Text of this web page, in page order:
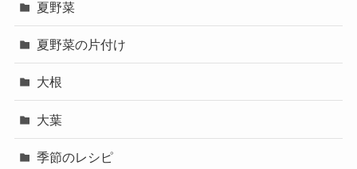
夏野菜
夏野菜の片付け
大根
大葉
季節のレシピ